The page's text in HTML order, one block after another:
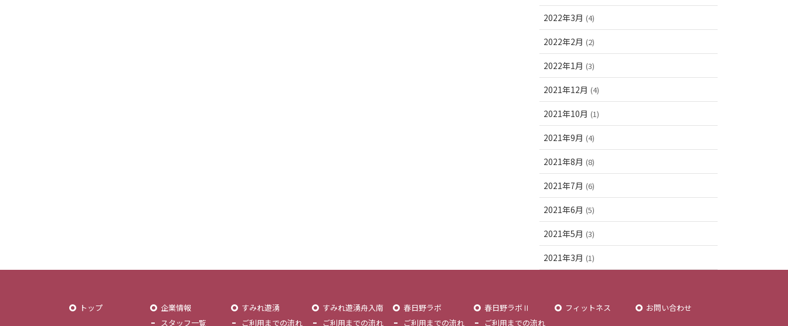
2022年3月 (4)
2022年2月 (2)
2022年1月 (3)
2021年12月 (4)
2021年10月 (1)
2021年9月 (4)
2021年8月 (8)
2021年7月 (6)
2021年6月 (5)
2021年5月 (3)
2021年3月 (1)
トップ
企業情報
スタッフ一覧
すみれ遊湧
ご利用までの流れ
すみれ遊湧舟入南
ご利用までの流れ
春日野ラボ
ご利用までの流れ
春日野ラボⅡ
ご利用までの流れ
フィットネス お問い合わせ